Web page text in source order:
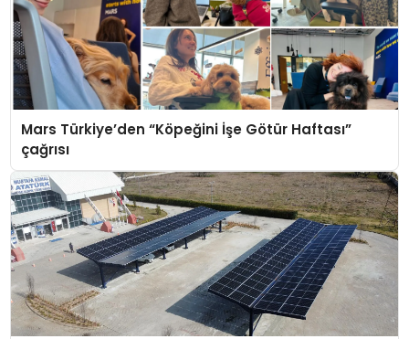
Mars Türkiye’den “Köpeğini İşe Götür Haftası”
çağrısı